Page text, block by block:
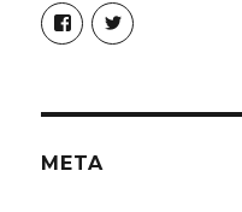
Profil
von
christoph.fleischer1
anzeigen
Profil
von
anzeigen
META